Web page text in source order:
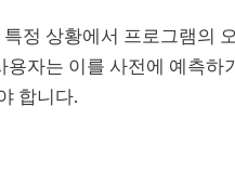
정 상황에서 프로그램의
자는 이를 사전에 예측하
합니다.